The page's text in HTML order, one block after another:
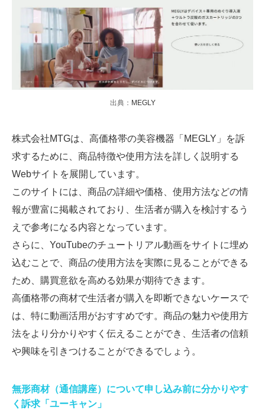
出典： MEGLY
株式会社MTGは、高価格帯の美容機器「MEGLY」を訴
求するために、商品特徴や使用方法を詳しく説明する
Webサイトを展開しています。
このサイトには、商品の詳細や価格、使用方法などの情
報が豊富に掲載されており、生活者が購入を検討するう
えで参考になる内容となっています。
さらに、YouTubeのチュートリアル動画をサイトに埋め
込むことで、商品の使用方法を実際に見ることができる
ため、購買意欲を高める効果が期待できます。
高価格帯の商材で生活者が購入を即断できないケースで
は、特に動画活用がおすすめです。商品の魅力や使用方
法をより分かりやすく伝えることができ、生活者の信頼
や興味を引きつけることができるでしょう。
無形商材（通信講座）について申し込み前に分かりやす
く訴求「ユーキャン」